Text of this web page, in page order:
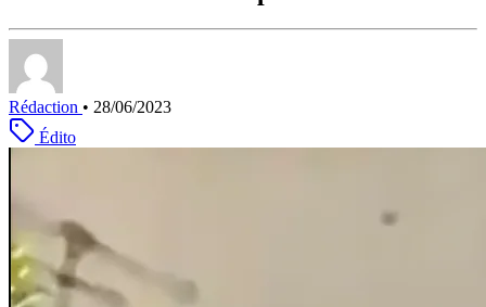
Rédaction • 28/06/2023
Édito